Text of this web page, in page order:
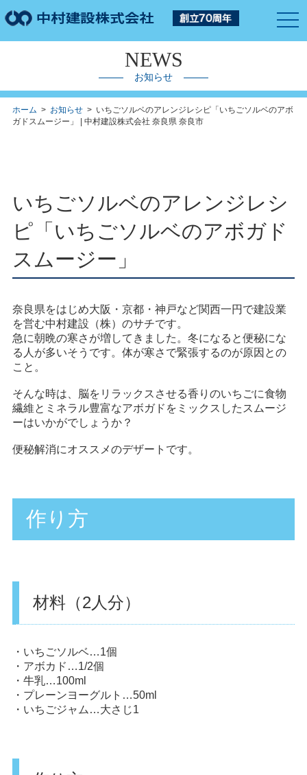
NEWS
お知らせ
ホーム > お知らせ> いちごソルベのアレンジレシピ「いちごソルベのアボ
ガドスムージー」 | 中村建設株式会社 奈良県 奈良市
いちごソルベのアレンジレシ
ピ「いちごソルベのアボガド
スムージー」
奈良県をはじめ大阪・京都・神戸など関西一円で建設業
を営む中村建設（株）のサチです。
急に朝晩の寒さが増してきました。冬になると便秘にな
る人が多いそうです。体が寒さで緊張するのが原因との
こと。
そんな時は、脳をリラックスさせる香りのいちごに食物
繊維とミネラル豊富なアボガドをミックスしたスムージ
ーはいかがでしょうか？
便秘解消にオススメのデザートです。
作り方
材料（2人分）
・いちごソルベ…1個
・アボカド…1/2個
・牛乳…100ml
・プレーンヨーグルト…50ml
・いちごジャム…大さじ1